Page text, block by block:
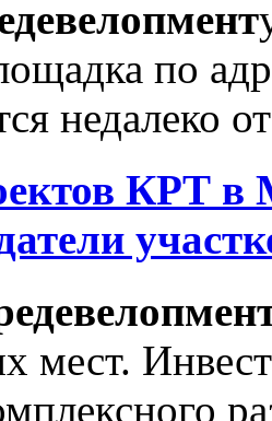
по
недалеко
КРТ в
мест.